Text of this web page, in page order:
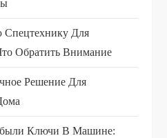
Для
Обратить Внимание
Решение Для
Ключи В Машине: